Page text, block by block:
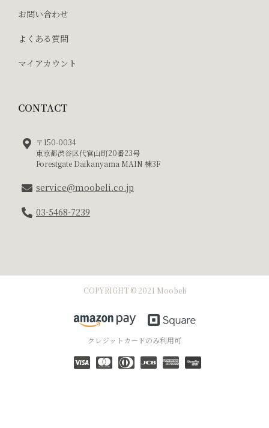
お問い合わせ
よくある質問
マイアカウント
CONTACT
〒150-0034
東京都渋谷区代官山町20番23号
Forestgate Daikanyama MAIN 棟3F
service@moobeli.co.jp
03-5468-7239
COPYRIGHT © 2021 Moobeli
クレジットカードのみ利用可